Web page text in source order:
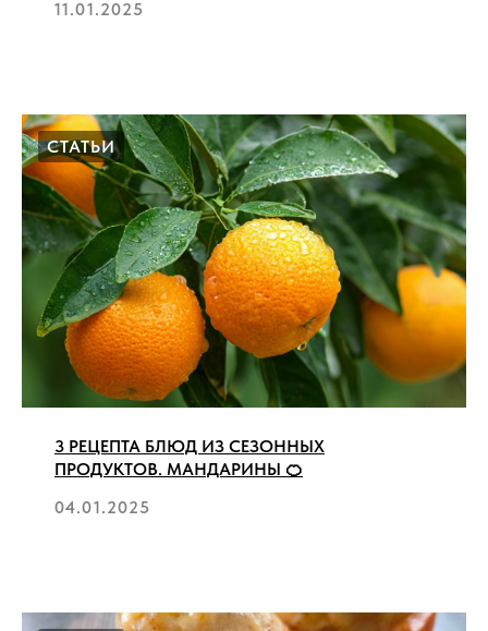
11.01.2025
СТАТЬИ
3 РЕЦЕПТА БЛЮД ИЗ СЕЗОННЫХ
ПРОДУКТОВ. МАНДАРИНЫ 🍊
04.01.2025